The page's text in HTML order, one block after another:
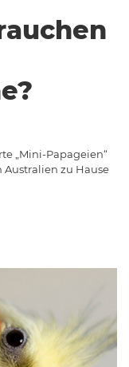
„Mini-Papageien“
zu Hause